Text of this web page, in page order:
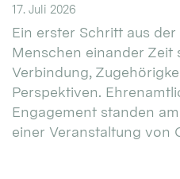
17. Juli 2026
Ein erster Schritt aus der
Menschen einander Zeit
Verbindung,
Perspektiven.
Engagement standen
einer Veranstaltung von